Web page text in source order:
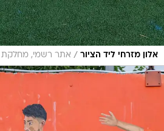
אלון מזרחי ליד הציור / אתר רשמי, מחלקת